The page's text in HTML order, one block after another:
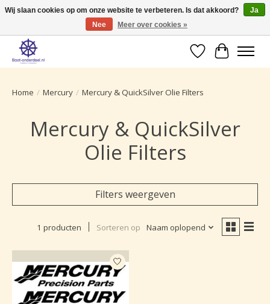
Ruime selectie producten voor uw boot onderhoud.
Verlanglijst
Home / Mercury / Mercury & QuickSilver Olie Filters
Mercury & QuickSilver
Olie Filters
Filters weergeven
1 producten Sorteren op Naam oplopend
Wij slaan cookies op om onze website te verbeteren. Is dat akkoord?
Ja
Nee
Meer over cookies »